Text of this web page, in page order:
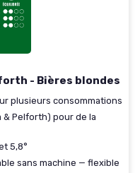
- Bières blondes
plusieurs consommations
& Pelforth) pour de la
5,8°
sans machine — flexible